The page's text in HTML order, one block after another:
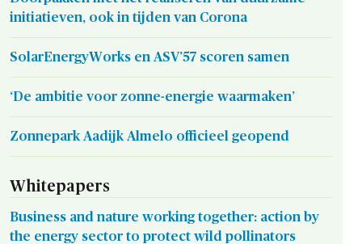
initiatieven, ook in tijden van Corona
SolarEnergyWorks en ASV’57 scoren samen
‘De ambitie voor zonne-energie waarmaken’
Zonnepark Aadijk Almelo officieel geopend
Whitepapers
Business and nature working together: action by
the energy sector to protect wild pollinators